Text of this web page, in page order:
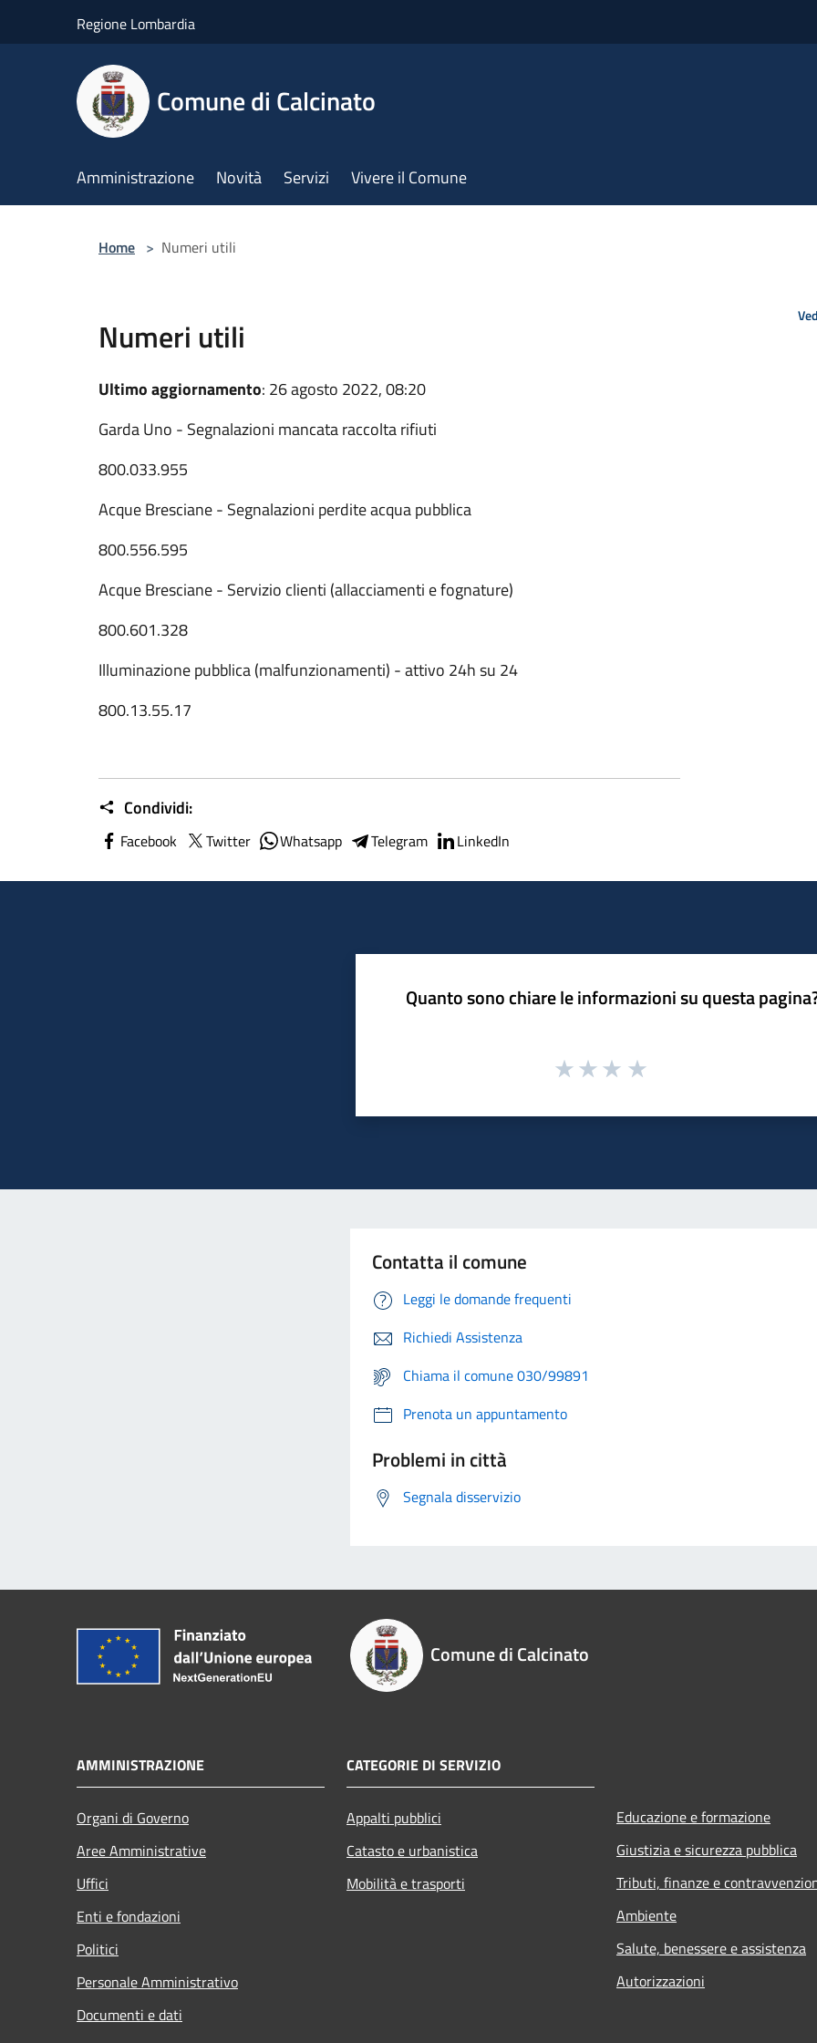
Regione Lombardia
Comune di Calcinato
Amministrazione Novità Servizi Vivere il Comune
Home > Numeri utili
Numeri utili
Ultimo aggiornamento: 26 agosto 2022, 08:20
Garda Uno - Segnalazioni mancata raccolta rifiuti
800.033.955
Acque Bresciane - Segnalazioni perdite acqua pubblica
800.556.595
Acque Bresciane - Servizio clienti (allacciamenti e fognature)
800.601.328
Illuminazione pubblica (malfunzionamenti) - attivo 24h su 24
800.13.55.17
Condividi:
Facebook Twitter Whatsapp Telegram LinkedIn
Quanto sono chiare le informazioni su questa
Contatta il comune
Leggi le domande frequenti
Richiedi Assistenza
Chiama il comune 030/99891
Prenota un appuntamento
Problemi in città
Segnala disservizio
Comune di Calcinato
AMMINISTRAZIONE
Organi di Governo
Aree Amministrative
Uffici
Enti e fondazioni
Politici
Personale Amministrativo
Documenti e dati
CATEGORIE DI SERVIZIO
Appalti pubblici
Catasto e urbanistica
Mobilità e trasporti
Educazione e formazione
Giustizia e sicurezza pubblica
Tributi, finanze e
Ambiente
Salute, benessere e assistenza
Autorizzazioni